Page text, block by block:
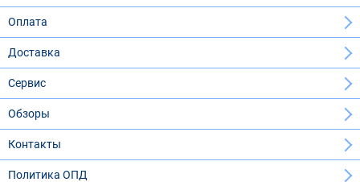
Оплата
Доставка
Сервис
Обзоры
Контакты
Политика ОПД